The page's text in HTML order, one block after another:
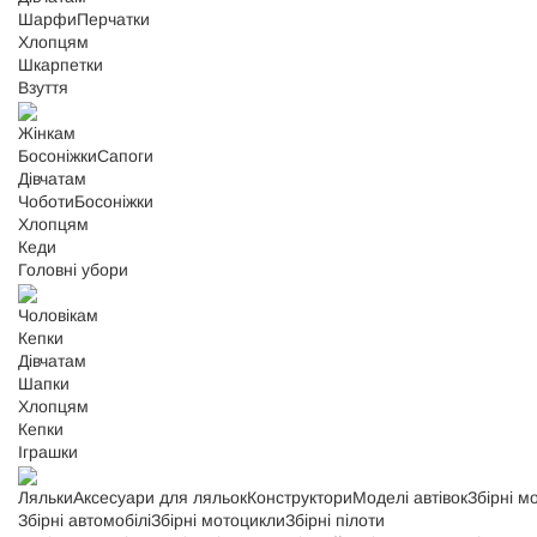
ШарфиПерчатки
Хлопцям
Шкарпетки
Взуття
Жінкам
БосоніжкиСапоги
Дівчатам
ЧоботиБосоніжки
Хлопцям
Кеди
Головні убори
Чоловікам
Кепки
Дівчатам
Шапки
Хлопцям
Кепки
Іграшки
ЛялькиАксесуари для ляльокКонструкториМоделі автівокЗбірні
Збірні автомобіліЗбірні мотоциклиЗбірні пілоти